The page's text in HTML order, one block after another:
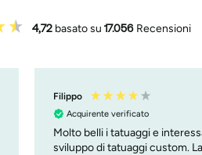
4,72 basato su 17.056 Recensioni
Trix
Acquirente verificato
Snelle en goede service
afbeeldingen Gewoon blij mee